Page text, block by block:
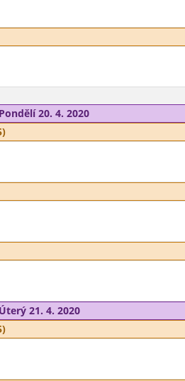
Pondělí 20. 4. 2020
Úterý 21. 4. 2020